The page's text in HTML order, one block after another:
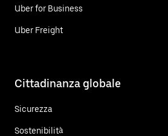
Uber for Business
Uber Freight
Cittadinanza globale
Sicurezza
Sostenibilità